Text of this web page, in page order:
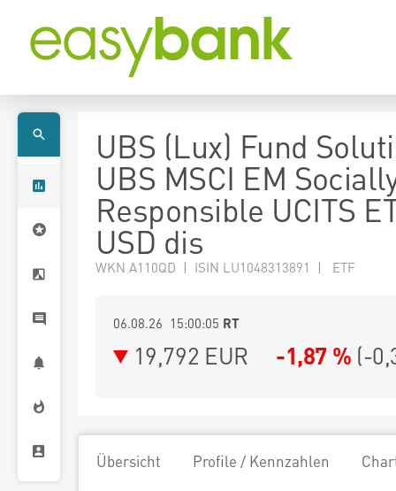
UBS (Lux) Fund
UBS MSCI EM
Responsible UCITS
USD dis
WKN A110QD | ISIN LU1048313891 | ETF
06.08.26 15:00:05 RT
19,792 EUR -1,87 % (-
Übersicht Profile / Kennzahlen